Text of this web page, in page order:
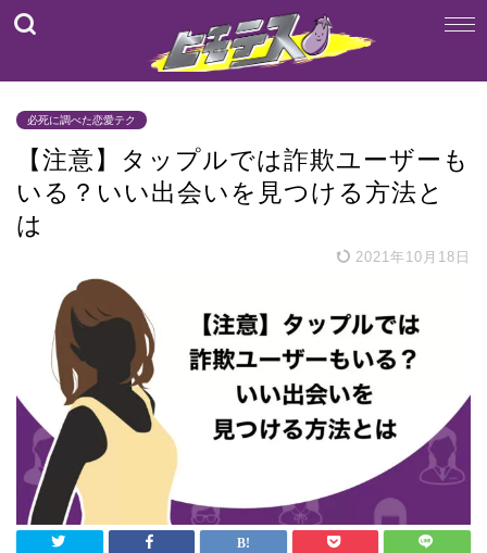
必死に調べた恋愛テク
【注意】タップルでは詐欺ユーザーも
いる？いい出会いを見つける方法と
は
2021年10月18日